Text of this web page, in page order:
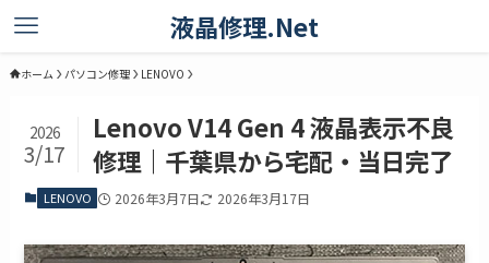
液晶修理.Net
ホーム パソコン修理 LENOVO
Lenovo V14 Gen 4 液晶表示不良
修理｜千葉県から宅配・当日完了
2026
3/17
LENOVO 2026年3月7日 2026年3月17日